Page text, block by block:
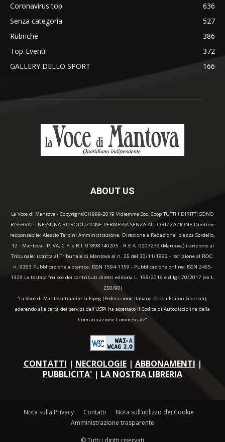
Coronavirus top
636
Senza categoria
527
Rubriche
386
Top-Eventi
372
GALLERY DELLO SPORT
166
ABOUT US
La Voce di Mantova - Copyright(C)1999-2019 Vidiemme Soc. Coop TUTTI I DIRITTI SONO
RISERVATI. NESSUNA RIPRODUZIONE PERMESSA SENZA AUTORIZZAZIONE Direttore
responsabile: Alessio Tarpini Amministrazione, Direzione e Redazione: piazza Sordello,
12 - Mantova - P.IVA, C.F. e R.I. 01898140205 - R.E.A. 0207279 (Mantova) iscrizione al
Tribunale: iscritta al Tribunale di Mantova al n. 25 del 30/11/1992 - iscrizione al ROC:
n. 9363 Pubblicazione a stampa: ISSN 1594-1159 - Pubblicazione online: ISSN 2465-
132X La testata fruisce dei contributi diretti editoria L. 198/2016 e d.lgs 70/2017 (ex L.
250/90)
“La Voce di Mantova tramite la Fipeg (Federazione Italiana Piccoli Editori Giornali),
aderendo alla carta dei servizi dell'USPI ha accettato il Codice di Autodisciplina della
Comunicazione Commerciale"
CONTATTI | NECROLOGIE| ABBONAMENTI |
PUBBLICITA' | LA NOSTRA LIBRERIA
Nota sulla Privacy Contatti
Nota sull’utilizzo dei Cookie
Amministrazione trasparente
© Tutti i diritti riservati